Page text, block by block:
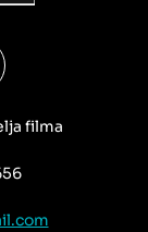
filma